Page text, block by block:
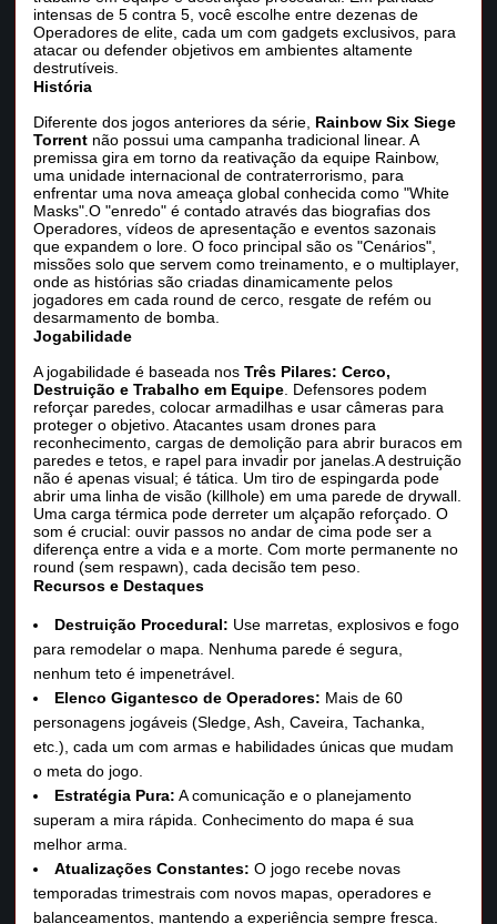
intensas de 5 contra 5, você escolhe entre dezenas de
Operadores de elite, cada um com gadgets exclusivos, para
atacar ou defender objetivos em ambientes altamente
destrutíveis.
História
Diferente dos jogos anteriores da série, Rainbow Six Siege
Torrent não possui uma campanha tradicional linear. A
premissa gira em torno da reativação da equipe Rainbow,
uma unidade internacional de contraterrorismo, para
enfrentar uma nova ameaça global conhecida como "White
Masks".O "enredo" é contado através das biografias dos
Operadores, vídeos de apresentação e eventos sazonais
que expandem o lore. O foco principal são os "Cenários",
missões solo que servem como treinamento, e o multiplayer,
onde as histórias são criadas dinamicamente pelos
jogadores em cada round de cerco, resgate de refém ou
desarmamento de bomba.
Jogabilidade
A jogabilidade é baseada nosTrês Pilares: Cerco,
Destruição e Trabalho em Equipe . Defensores podem
reforçar paredes, colocar armadilhas e usar câmeras para
proteger o objetivo. Atacantes usam drones para
reconhecimento, cargas de demolição para abrir buracos em
paredes e tetos, e rapel para invadir por janelas.A destruição
não é apenas visual; é tática. Um tiro de espingarda pode
abrir uma linha de visão (killhole) em uma parede de drywall.
Uma carga térmica pode derreter um alçapão reforçado. O
som é crucial: ouvir passos no andar de cima pode ser a
diferença entre a vida e a morte. Com morte permanente no
round (sem respawn), cada decisão tem peso.
Recursos e Destaques
Destruição Procedural: Use marretas, explosivos e fogo
para remodelar o mapa. Nenhuma parede é segura,
nenhum teto é impenetrável.
Elenco Gigantesco de Operadores: Mais de 60
personagens jogáveis (Sledge, Ash, Caveira, Tachanka,
etc.), cada um com armas e habilidades únicas que mudam
o meta do jogo.
Estratégia Pura: A comunicação e o planejamento
superam a mira rápida. Conhecimento do mapa é sua
melhor arma.
Atualizações Constantes: O jogo recebe novas
temporadas trimestrais com novos mapas, operadores e
balanceamentos, mantendo a experiência sempre fresca.